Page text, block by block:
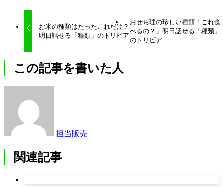
お米の種類はたったこれだけ？
明日話せる「種類」のトリビア
おせち理の珍しい種類「これ食
べるの？」明日話せる「種類」
のトリビア
この記事を書いた人
担当販売
関連記事